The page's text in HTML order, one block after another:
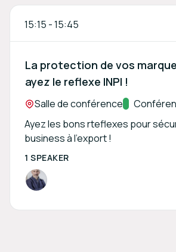
15:15 -15:45
La protection de vos
ayez le reflexe INPI !
Location:
Salle de conférenceTrack:
Ayez les bons rteflexes pour
business à l'export !
1 SPEAKER